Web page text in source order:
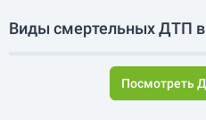
Виды смертельных ДТП в
Посмотреть